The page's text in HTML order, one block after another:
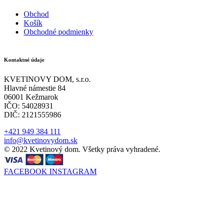
Obchod
Košík
Obchodné podmienky
Kontaktné údaje
KVETINOVY DOM, s.r.o.
Hlavné námestie 84
06001 Kežmarok
IČO: 54028931
DIČ: 2121555986
+421 949 384 111
info@kvetinovydom.sk
© 2022 Kvetinový dom. Všetky práva vyhradené.
FACEBOOK INSTAGRAM